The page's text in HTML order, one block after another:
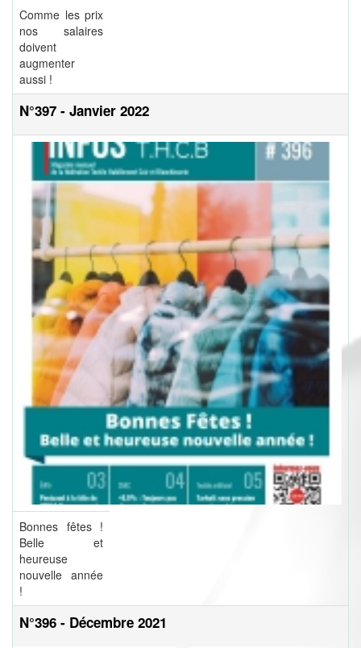
Comme les prix
nos salaires
doivent
augmenter
aussi !
N°397 - Janvier 2022
Bonnes fêtes !
Belle et
heureuse
nouvelle année
!
N°396 - Décembre 2021